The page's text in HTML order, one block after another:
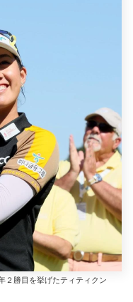
２勝目を挙げたティティクン